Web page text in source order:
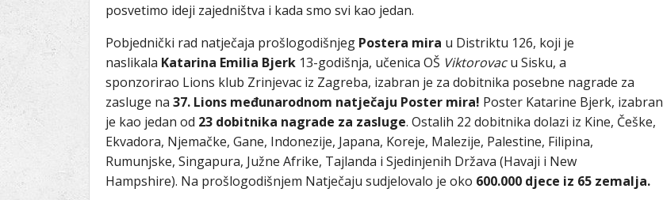
posvetimo ideji zajedništva i kada smo svi kao jedan.
Pobjednički rad natječaja prošlogodišnjeg Postera mira u Distriktu 126, koji je
naslikala Katarina Emilia Bjerk 13-godišnja, učenica OŠ Viktorovacu Sisku, a
sponzorirao Lions klub Zrinjevac iz Zagreba, izabran je za dobitnika posebne nagrade za
zasluge na 37. Lions međunarodnom natječaju Poster mira! Poster Katarine Bjerk, izabran
je kao jedan od 23 dobitnika nagrade za zasluge. Ostalih 22 dobitnika dolazi iz Kine, Češke,
Ekvadora, Njemačke, Gane, Indonezije, Japana, Koreje, Malezije, Palestine, Filipina,
Rumunjske, Singapura, Južne Afrike, Tajlanda i Sjedinjenih Država (Havaji i New
Hampshire). Na prošlogodišnjem Natječaju sudjelovalo je oko 600.000 djece iz 65 zemalja.